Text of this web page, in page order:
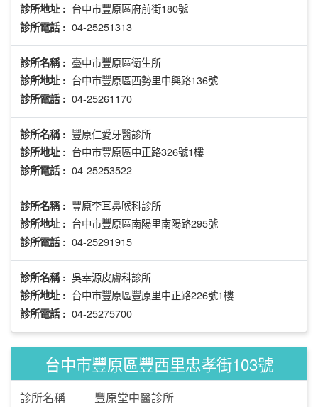
診所地址 : 台中市豐原區府前街180號
診所電話 : 04-25251313
診所名稱 : 臺中市豐原區衛生所
診所地址 : 台中市豐原區西勢里中興路136號
診所電話 : 04-25261170
診所名稱 : 豐原仁愛牙醫診所
診所地址 : 台中市豐原區中正路326號1樓
診所電話 : 04-25253522
診所名稱 : 豐原李耳鼻喉科診所
診所地址 : 台中市豐原區南陽里南陽路295號
診所電話 : 04-25291915
診所名稱 : 吳幸源皮膚科診所
診所地址 : 台中市豐原區豐原里中正路226號1樓
診所電話 : 04-25275700
台中市豐原區豐西里忠孝街103號
診所名稱 豐原堂中醫診所